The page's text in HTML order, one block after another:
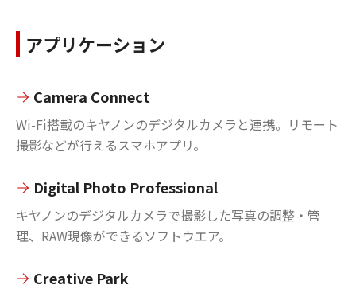
アプリケーション
Camera Connect
Wi-Fi搭載のキヤノンのデジタルカメラと連携。リモート
撮影などが行えるスマホアプリ。
Digital Photo Professional
キヤノンのデジタルカメラで撮影した写真の調整・管
理、RAW現像ができるソフトウエア。
Creative Park